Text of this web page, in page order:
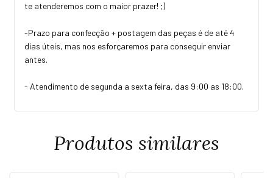
te atenderemos com o maior prazer! ;)
-Prazo para confecção + postagem das peças é de até 4
dias úteis, mas nos esforçaremos para conseguir enviar
antes.
- Atendimento de segunda a sexta feira, das 9:00 as 18:00.
Produtos similares